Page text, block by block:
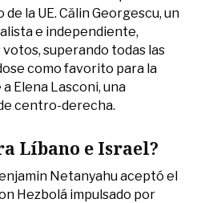
la UE. Călin Georgescu, un
e independiente,
superando todas las
como favorito para la
Elena Lasconi, una
centro-derecha.
Líbano e Israel?
Netanyahu aceptó el
Hezbolá impulsado por